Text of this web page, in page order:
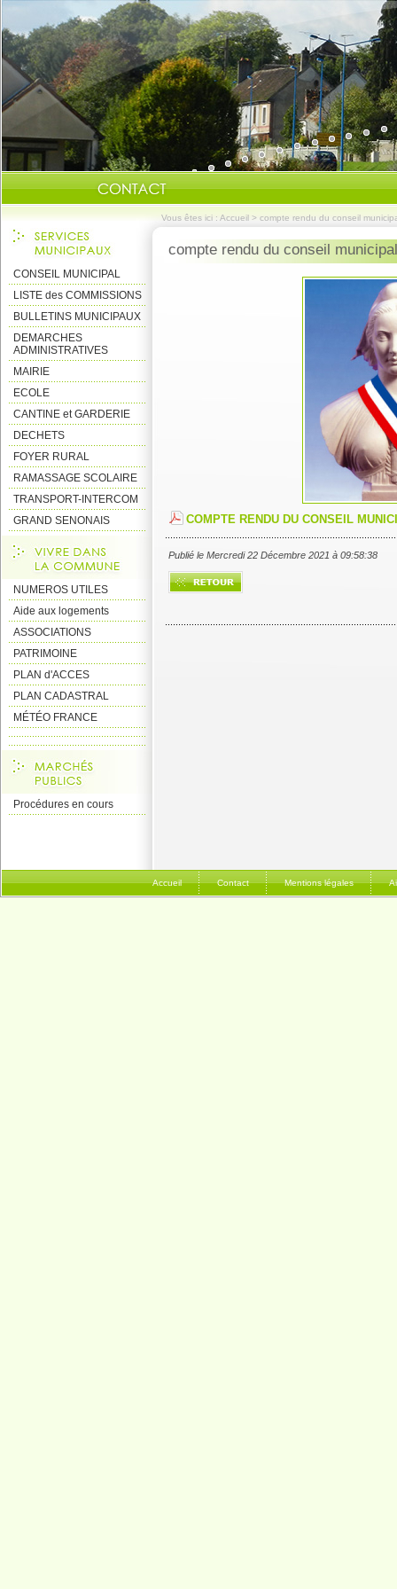
Vous êtes ici : Accueil > compte rendu du conseil
CONSEIL MUNICIPAL
LISTE des COMMISSIONS
BULLETINS MUNICIPAUX
DEMARCHES
ADMINISTRATIVES
MAIRIE
ECOLE
CANTINE et GARDERIE
DECHETS
FOYER RURAL
RAMASSAGE SCOLAIRE
TRANSPORT-INTERCOM
GRAND SENONAIS
NUMEROS UTILES
Aide aux logements
ASSOCIATIONS
PATRIMOINE
PLAN d'ACCES
PLAN CADASTRAL
MÉTÉO FRANCE
Procédures en cours
compte rendu du conseil
COMPTE RENDU DU CONSEIL
Publié le Mercredi 22 Décembre 2021 à 09:58:38
Accueil Contact Mentions légales